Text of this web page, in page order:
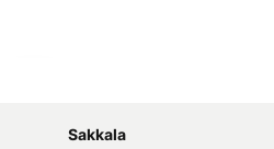
Sakkala